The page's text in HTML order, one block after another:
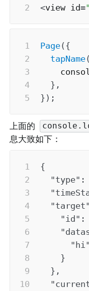
<view id=
Page( {
tapName(
} ,
} ) ;
上面的
息大致如下：
{
"type" :
"target"
"id" :
"hi"
}
} ,